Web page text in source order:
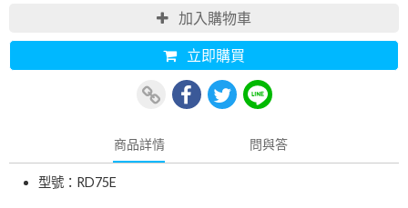
加入購物車
立即購買
商品詳情 問與答
型號：RD75E